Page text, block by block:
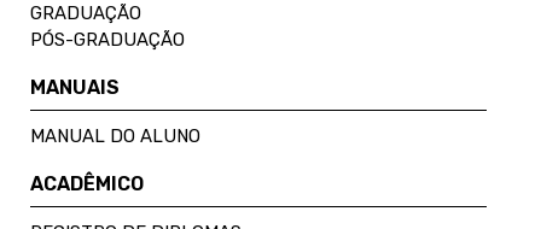
GRADUAÇÃO
PÓS-GRADUAÇÃO
MANUAIS
MANUAL DO ALUNO
ACADÊMICO